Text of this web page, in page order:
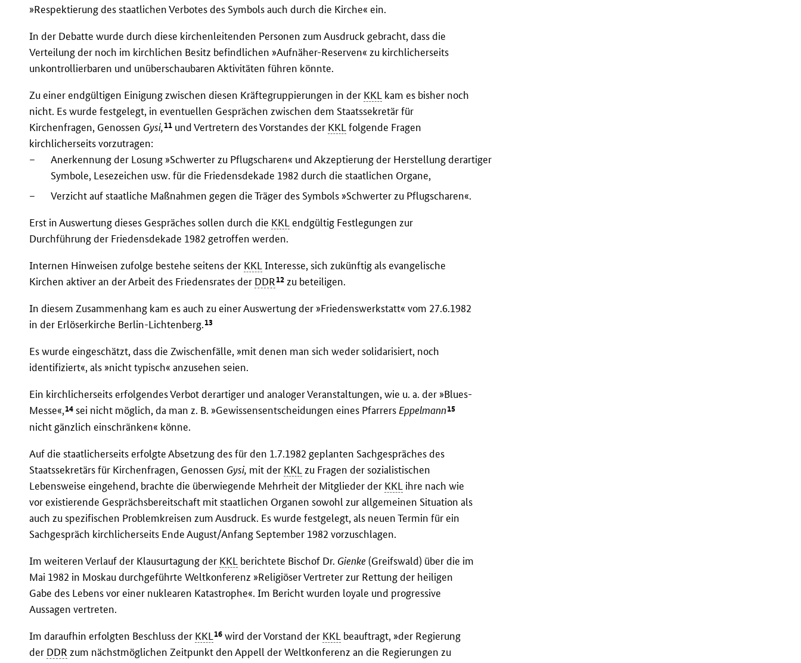
»Respektierung des staatlichen Verbotes des Symbols auch durch die Kirche« ein.
In der Debatte wurde durch diese kirchenleitenden Personen zum Ausdruck gebracht, dass die
Verteilung der noch im kirchlichen Besitz befindlichen »Aufnäher-Reserven« zu kirchlicherseits
unkontrollierbaren und unüberschaubaren Aktivitäten führen könnte.
Zu einer endgültigen Einigung zwischen diesen Kräftegruppierungen in der KKL kam es bisher noch
nicht. Es wurde festgelegt, in eventuellen Gesprächen zwischen dem Staatssekretär für
Kirchenfragen, Genossen Gysi,11 und Vertretern des Vorstandes der KKL folgende Fragen
kirchlicherseits vorzutragen:
–
Anerkennung der Losung »Schwerter zu Pflugscharen« und Akzeptierung der Herstellung derartiger
Symbole, Lesezeichen usw. für die Friedensdekade 1982 durch die staatlichen Organe,
–
Verzicht auf staatliche Maßnahmen gegen die Träger des Symbols »Schwerter zu Pflugscharen«.
Erst in Auswertung dieses Gespräches sollen durch die KKL endgültig Festlegungen zur
Durchführung der Friedensdekade 1982 getroffen werden.
Internen Hinweisen zufolge bestehe seitens der KKL Interesse, sich zukünftig als evangelische
Kirchen aktiver an der Arbeit des Friedensrates der DDR12 zu beteiligen.
In diesem Zusammenhang kam es auch zu einer Auswertung der »Friedenswerkstatt« vom 27.6.1982
in der Erlöserkirche Berlin-Lichtenberg.13
Es wurde eingeschätzt, dass die Zwischenfälle, »mit denen man sich weder solidarisiert, noch
identifiziert«, als »nicht typisch« anzusehen seien.
Ein kirchlicherseits erfolgendes Verbot derartiger und analoger Veranstaltungen, wie u. a. der »Blues-
Messe«,14 sei nicht möglich, da man z. B. »Gewissensentscheidungen eines Pfarrers Eppelmann15
nicht gänzlich einschränken« könne.
Auf die staatlicherseits erfolgte Absetzung des für den 1.7.1982 geplanten Sachgespräches des
Staatssekretärs für Kirchenfragen, Genossen Gysi, mit der KKL zu Fragen der sozialistischen
Lebensweise eingehend, brachte die überwiegende Mehrheit der Mitglieder der KKL ihre nach wie
vor existierende Gesprächsbereitschaft mit staatlichen Organen sowohl zur allgemeinen Situation als
auch zu spezifischen Problemkreisen zum Ausdruck. Es wurde festgelegt, als neuen Termin für ein
Sachgespräch kirchlicherseits Ende August/Anfang September 1982 vorzuschlagen.
Im weiteren Verlauf der Klausurtagung der KKL berichtete Bischof Dr. Gienke (Greifswald) über die im
Mai 1982 in Moskau durchgeführte Weltkonferenz »Religiöser Vertreter zur Rettung der heiligen
Gabe des Lebens vor einer nuklearen Katastrophe«. Im Bericht wurden loyale und progressive
Aussagen vertreten.
Im daraufhin erfolgten Beschluss der KKL 16 wird der Vorstand der KKL beauftragt, »der Regierung
der DDR zum nächstmöglichen Zeitpunkt den Appell der Weltkonferenz an die Regierungen zu